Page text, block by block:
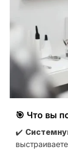
🎯 Что вы
✔️